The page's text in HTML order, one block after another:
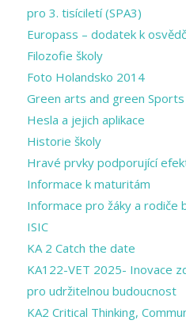
pro 3. tisíciletí (SPA3)
Europass – dodatek k
Filozofie školy
Foto Holandsko 2014
Green arts and ​green
Hesla a jejich aplikace
Historie školy
Hravé prvky podporující
Informace k maturitám
Informace pro žáky a rodiče
ISIC
KA 2 Catch the date
KA122-VET 2025- Inovace
pro udržitelnou budoucnost
KA2 Critical Thinking,